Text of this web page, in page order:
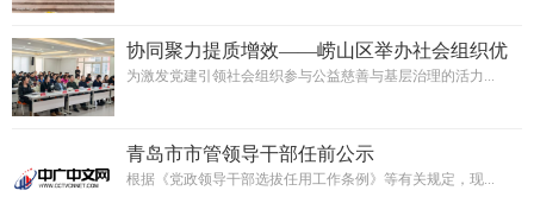
协同聚力提质增效——崂山区举办社会组织优
秀案例经验交流活动
为激发党建引领社会组织参与公益慈善与基层治理的活力...
青岛市市管领导干部任前公示
根据《党政领导干部选拔任用工作条例》等有关规定，现...